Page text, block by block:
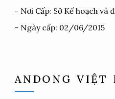
- Nơi Cấp: Sở Kế hoạch và
- Ngày cấp: 02/06/2015
ANDONG VIỆT